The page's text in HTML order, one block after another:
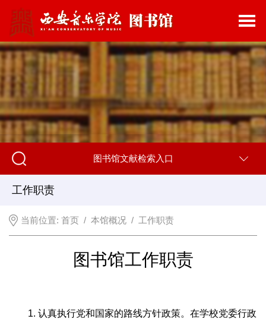
图书馆文献检索入口
工作职责
当前位置: 首页 / 本馆概况 / 工作职责
图书馆工作职责
1. 认真执行党和国家的路线方针政策。在学校党委行政